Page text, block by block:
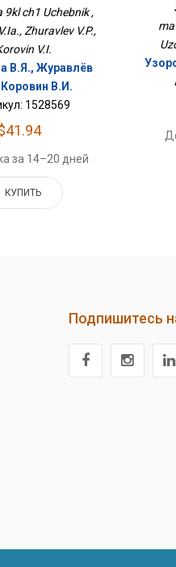
9kl ch1 Uchebnik ,
Zhuravlev V.P.,
V.I.
В.Я., Журавлёв
В.И.
1528569
за 14–20 дней
КУПИТЬ
Подпишитесь